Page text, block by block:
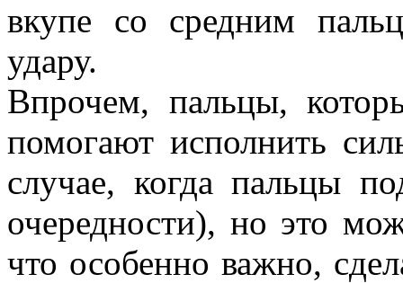
вкупе со средним
удару.
Впрочем, пальцы,
помогают исполнить
случае, когда пальцы
очередности), но это
что особенно важно,